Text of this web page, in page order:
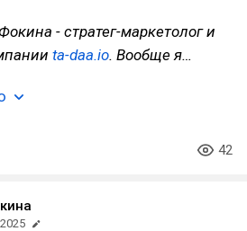
- стратег-маркетолог и
ta-daa.io. Вообще я…
42